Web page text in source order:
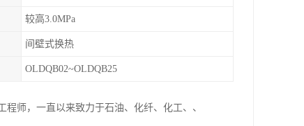
较高3.0MPa
间壁式换热
OLDQB02~OLDQB25
师，一直以来致力于石油、化纤、化工、、